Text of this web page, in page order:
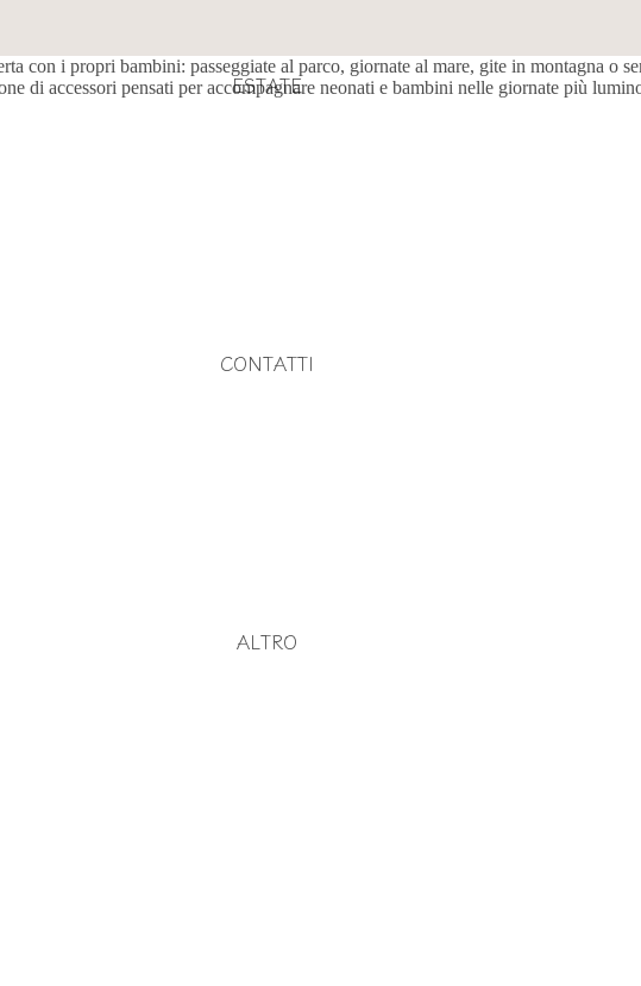
ESTATE
CONTATTI
ALTRO
con i propri bambini: passeggiate al parco, giornate al mare, gite in montagna o
di accessori pensati per accompagnare neonati e bambini nelle giornate più